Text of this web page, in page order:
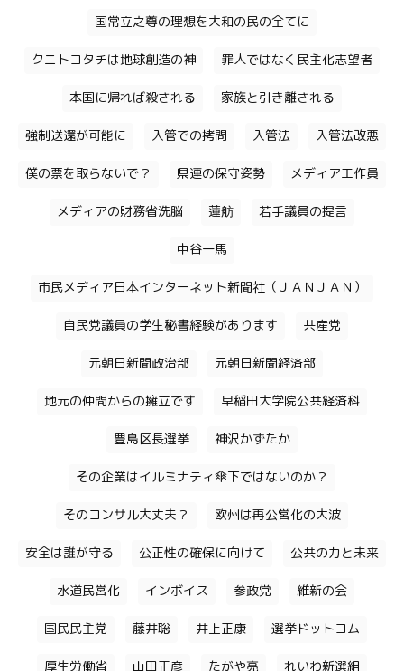
国常立之尊の理想を大和の民の全てに
クニトコタチは地球創造の神 罪人ではなく民主化志望者
本国に帰れば殺される 家族と引き離される
強制送還が可能に 入管での拷問 入管法 入管法改悪
僕の票を取らないで？ 県連の保守姿勢 メディア工作員
メディアの財務省洗脳 蓮舫 若手議員の提言
中谷一馬
市民メディア日本インターネット新聞社（ＪＡＮＪＡＮ）
自民党議員の学生秘書経験があります 共産党
元朝日新聞政治部 元朝日新聞経済部
地元の仲間からの擁立です 早稲田大学院公共経済科
豊島区長選挙 神沢かずたか
その企業はイルミナティ傘下ではないのか？
そのコンサル大丈夫？ 欧州は再公営化の大波
安全は誰が守る 公正性の確保に向けて 公共の力と未来
水道民営化 インボイス 参政党 維新の会
国民民主党 藤井聡 井上正康 選挙ドットコム
厚生労働省 山田正彦 たがや亮 れいわ新選組